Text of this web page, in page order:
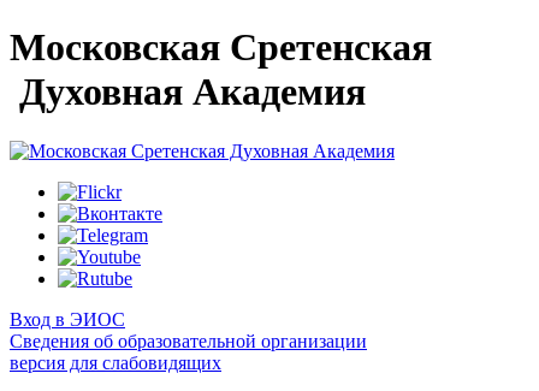
Московская Сретенская
Духовная Академия
Вход в ЭИОС
Сведения об образовательной организации
версия для слабовидящих